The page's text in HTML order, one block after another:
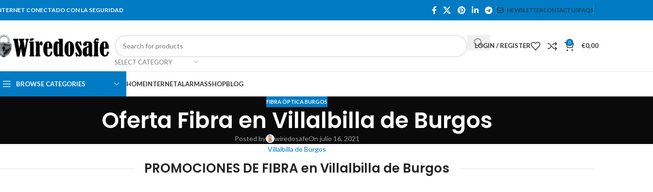
CONECTADO CON LA SEGURIDAD NEWSLETTERCONTACT USFAQS
SELECT CATEGORY
LOGIN / REGISTER 0 €0,00
BROWSE CATEGORIES HOMEINTERNETALARMASSHOPBLOG
FIBRA ÓPTICA BURGOS
Oferta Fibra en Villalbilla de Burgos
Posted by wiredosafeOn julio 16, 2021
Villalbilla de Burgos
PROMOCIONES DE FIBRA en Villalbilla de Burgos